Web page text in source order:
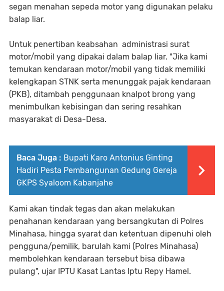
segan menahan sepeda motor yang digunakan pelaku
balap liar.
Untuk penertiban keabsahan administrasi surat
motor/mobil yang dipakai dalam balap liar. "Jika kami
temukan kendaraan motor/mobil yang tidak memiliki
kelengkapan STNK serta menunggak pajak kendaraan
(PKB), ditambah penggunaan knalpot brong yang
menimbulkan kebisingan dan sering resahkan
masyarakat di Desa-Desa.
Baca Juga : Bupati Karo Antonius Ginting
Hadiri Pesta Pembangunan Gedung Gereja
GKPS Syaloom Kabanjahe
Kami akan tindak tegas dan akan melakukan
penahanan kendaraan yang bersangkutan di Polres
Minahasa, hingga syarat dan ketentuan dipenuhi oleh
pengguna/pemilik, barulah kami (Polres Minahasa)
membolehkan kendaraan tersebut bisa dibawa
pulang", ujar IPTU Kasat Lantas Iptu Repy Hamel.